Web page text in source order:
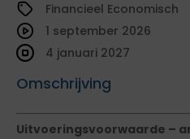
Financieel Economisch
Omschrijving
1 september 2026
4 januari 2027
Uitvoeringsvoorwaarde –